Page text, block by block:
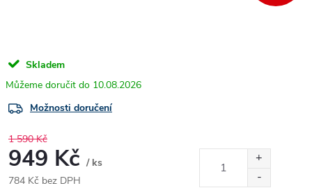
Skladem
10.08.2026
Možnosti doručení
1 590 Kč
949 Kč / ks
784 Kč bez DPH